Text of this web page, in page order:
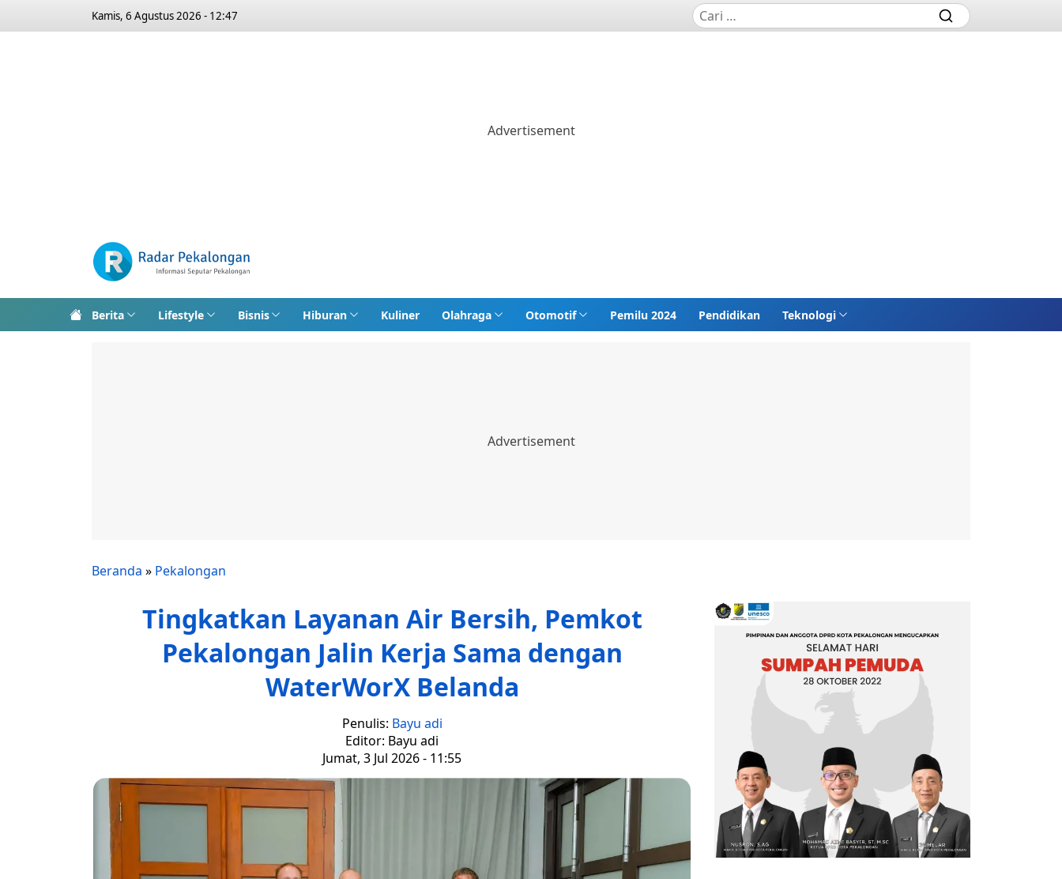
Kamis, 6 Agustus 2026 - 12:47
Berita Lifestyle Bisnis Hiburan Kuliner Olahraga Otomotif Pemilu 2024 Pendidikan Teknologi
Beranda » Pekalongan
Tingkatkan Layanan Air Bersih, Pemkot
Pekalongan Jalin Kerja Sama dengan
WaterWorX Belanda
Penulis: Bayu adi
Editor: Bayu adi
Jumat, 3 Jul 2026 - 11:55